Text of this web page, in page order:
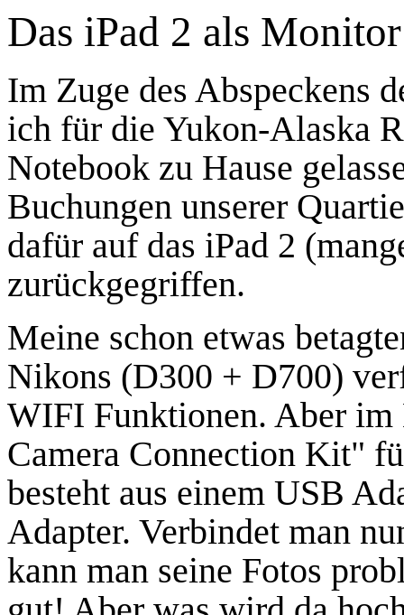
Das iPad 2 als
Im Zuge des Abspeckens
ich für die Yukon-Alaska
Notebook zu Hause
Buchungen unserer
dafür auf das iPad 2
zurückgegriffen.
Meine schon etwas
Nikons (D300 + D700)
WIFI Funktionen. Aber
Camera Connection Kit"
besteht aus einem USB
Adapter. Verbindet man
kann man seine Fotos